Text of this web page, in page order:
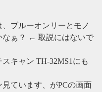
ブルーオンリーとモノ
なぁ？ ← 取説にはないで
キャン TH-32MS1にも
ています、がPCの画面